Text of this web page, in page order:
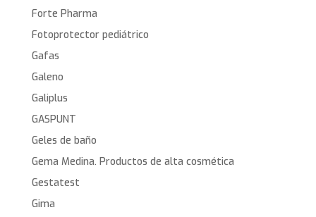
Forte Pharma
Fotoprotector pediátrico
Gafas
Galeno
Galiplus
GASPUNT
Geles de baño
Gema Medina. Productos de alta cosmética
Gestatest
Gima